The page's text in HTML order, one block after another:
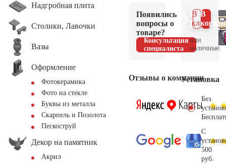
Надгробная плита
Столики, Лавочки
Вазы
Оформление
Фотокерамика
Фото на стекле
Буквы из металла
Скарпель и Позолота
Пескоструй
Декор на памятник
Акрил
Появились
вопросы о
товаре?
Консультация
специалиста
Отзывы о компании
В
В 1
клик
или
наличные.
Установка
Без
С
500
руб.